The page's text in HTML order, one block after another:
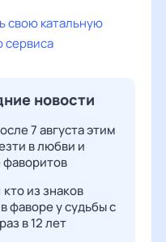
свою катальную
сервиса
новости
7 августа этим
в любви и
фаворитов
из знаков
фаворе у судьбы с
в 12 лет